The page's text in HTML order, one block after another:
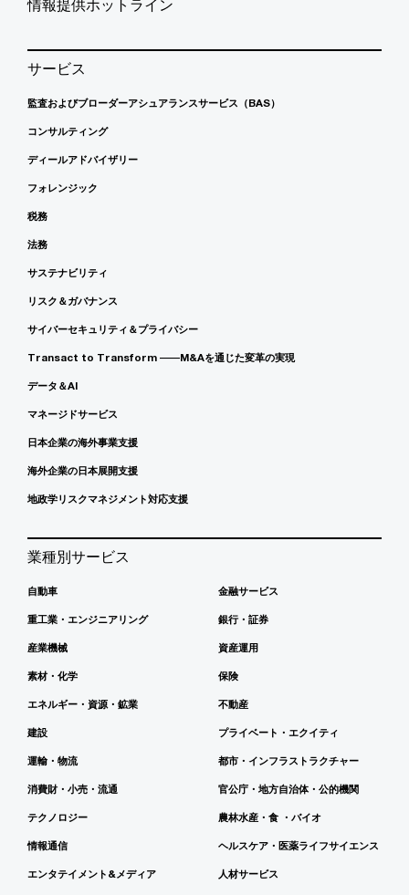
情報提供ホットライン
サービス
監査およびブローダーアシュアランスサービス（BAS）
コンサルティング
ディールアドバイザリー
フォレンジック
税務
法務
サステナビリティ
リスク＆ガバナンス
サイバーセキュリティ＆プライバシー
Transact to Transform ――M&Aを通じた変革の実現
データ＆AI
マネージドサービス
日本企業の海外事業支援
海外企業の日本展開支援
地政学リスクマネジメント対応支援
業種別サービス
自動車
重工業・エンジニアリング
産業機械
素材・化学
エネルギー・資源・鉱業
建設
運輸・物流
消費財・小売・流通
テクノロジー
情報通信
エンタテイメント&メディア
金融サービス
銀行・証券
資産運用
保険
不動産
プライベート・エクイティ
都市・インフラストラクチャー
官公庁・地方自治体・公的機関
農林水産・食 ・バイオ
ヘルスケア・医薬ライフサイエンス
人材サービス